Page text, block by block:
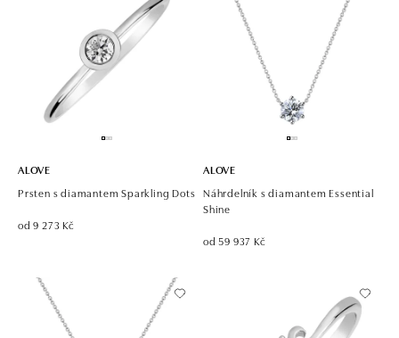
ALOVE
Prsten s diamantem Sparkling Dots
od 9 273 Kč
ALOVE
Náhrdelník s diamantem Essential
Shine
od 59 937 Kč